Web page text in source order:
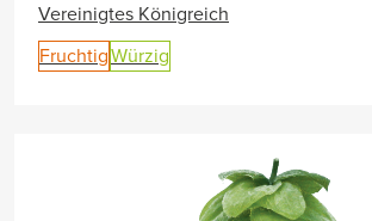
Vereinigtes Königreich
FruchtigWürzig